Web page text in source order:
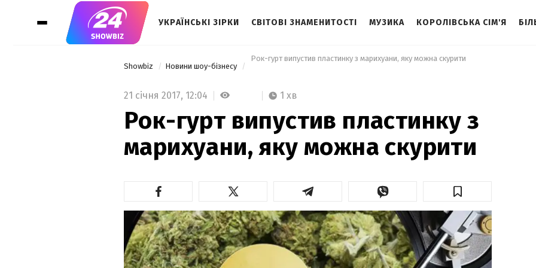
УКРАЇНСЬКІ ЗІРКИ СВІТОВІ ЗНАМЕНИТОСТІ МУЗИКА КОРОЛІВСЬКА СІМ'Я
Showbiz Новини шоу-бізнесу
Рок-гурт випустив пластинку з марихуани, яку можна скурити
21 січня 2017, 12:04 1 хв
Рок-гурт випустив пластинку з
марихуани, яку можна скурити